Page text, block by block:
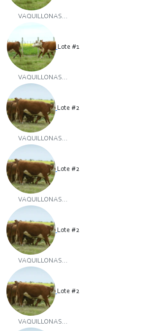
VAQUILLONAS...
Lote #1
VAQUILLONAS...
Lote #2
VAQUILLONAS...
Lote #2
VAQUILLONAS...
Lote #2
VAQUILLONAS...
Lote #2
VAQUILLONAS...